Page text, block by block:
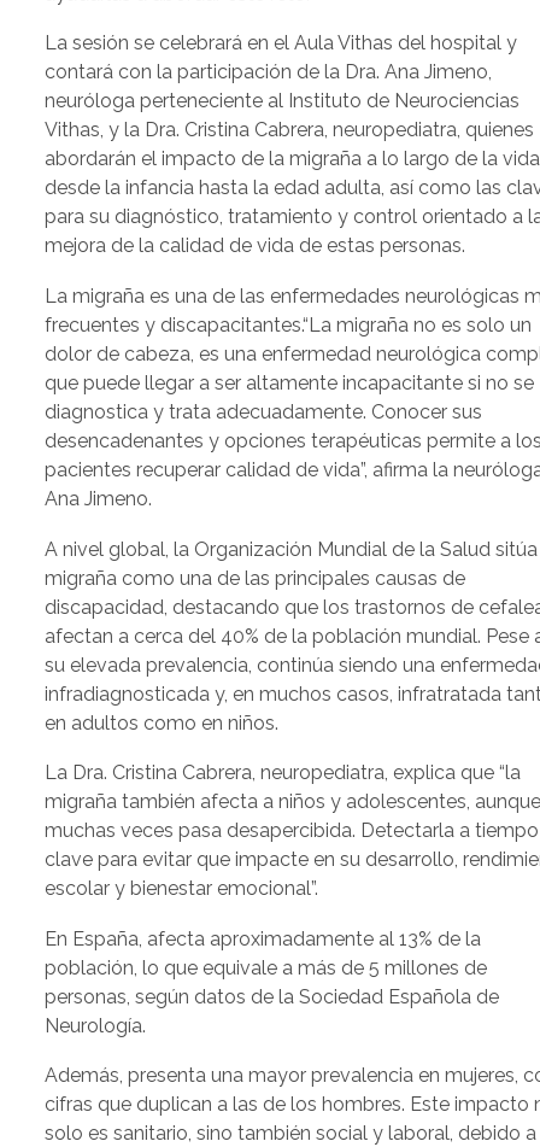
La sesión se celebrará en el Aula Vithas del hospital y
contará con la participación de la Dra. Ana Jimeno,
neuróloga perteneciente al Instituto de Neurociencias
Vithas, y la Dra. Cristina Cabrera, neuropediatra, quienes
abordarán el impacto de la migraña a lo largo de la
desde la infancia hasta la edad adulta, así como las
para su diagnóstico, tratamiento y control orientado a
mejora de la calidad de vida de estas personas.
La migraña es una de las enfermedades neurológicas
frecuentes y discapacitantes.“La migraña no es solo un
dolor de cabeza, es una enfermedad neurológica
que puede llegar a ser altamente incapacitante si no se
diagnostica y trata adecuadamente. Conocer sus
desencadenantes y opciones terapéuticas permite a
pacientes recuperar calidad de vida”, afirma la
Ana Jimeno.
A nivel global, la Organización Mundial de la Salud
migraña como una de las principales causas de
discapacidad, destacando que los trastornos de
afectan a cerca del 40% de la población mundial. Pese
su elevada prevalencia, continúa siendo una
infradiagnosticada y, en muchos casos, infratratada
en adultos como en niños.
La Dra. Cristina Cabrera, neuropediatra, explica que “la
migraña también afecta a niños y adolescentes,
muchas veces pasa desapercibida. Detectarla a
clave para evitar que impacte en su desarrollo,
escolar y bienestar emocional”.
En España, afecta aproximadamente al 13% de la
población, lo que equivale a más de 5 millones de
personas, según datos de la Sociedad Española de
Neurología.
Además, presenta una mayor prevalencia en mujeres,
cifras que duplican a las de los hombres. Este impacto
solo es sanitario, sino también social y laboral, debido a